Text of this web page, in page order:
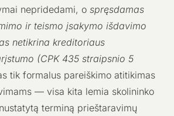
nepridedami, o spręsdamas
ir teismo įsakymo išdavimo
netikrina kreditoriaus
(CPK 435 straipsnio 5
tik formalus pareiškimo atitikimas
— visa kita lemia skolininko
terminą prieštaravimų